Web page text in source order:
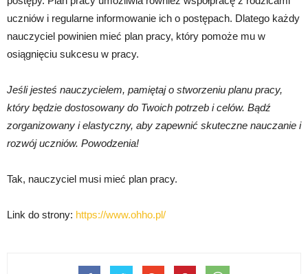
uczniów i regularne informowanie ich o postępach. Dlatego każdy
nauczyciel powinien mieć plan pracy, który pomoże mu w
osiągnięciu sukcesu w pracy.
Jeśli jesteś nauczycielem, pamiętaj o stworzeniu planu pracy,
który będzie dostosowany do Twoich potrzeb i celów. Bądź
zorganizowany i elastyczny, aby zapewnić skuteczne nauczanie i
rozwój uczniów. Powodzenia!
Tak, nauczyciel musi mieć plan pracy.
Link do strony: https://www.ohho.pl/